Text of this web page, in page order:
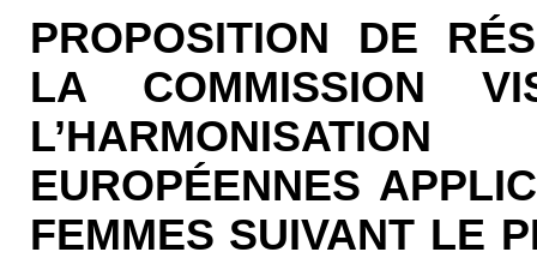
PROPOSITION DE
LA COMMISSION
EUROPÉENNES
FEMMES SUIVANT LE